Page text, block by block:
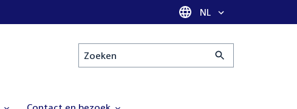
Taal selectie
NL
Zoeken